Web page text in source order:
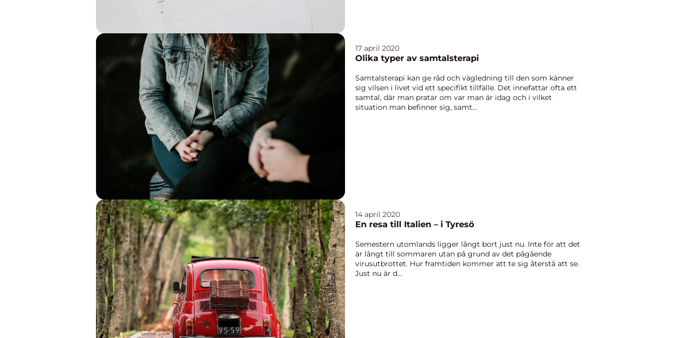
17 april 2020
Olika typer av samtalsterapi
Samtalsterapi kan ge råd och vägledning till den som känner
sig vilsen i livet vid ett specifikt tillfälle. Det innefattar ofta ett
samtal, där man pratar om var man är idag och i vilket
situation man befinner sig, samt...
14 april 2020
En resa till Italien – i Tyresö
Semestern utomlands ligger långt bort just nu. Inte för att det
är långt till sommaren utan på grund av det pågående
virusutbrottet. Hur framtiden kommer att te sig återstå att se.
Just nu är d...